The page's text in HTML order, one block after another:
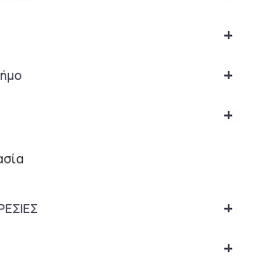
+
+
+
+
+